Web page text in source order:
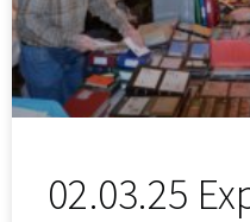
02.03.25